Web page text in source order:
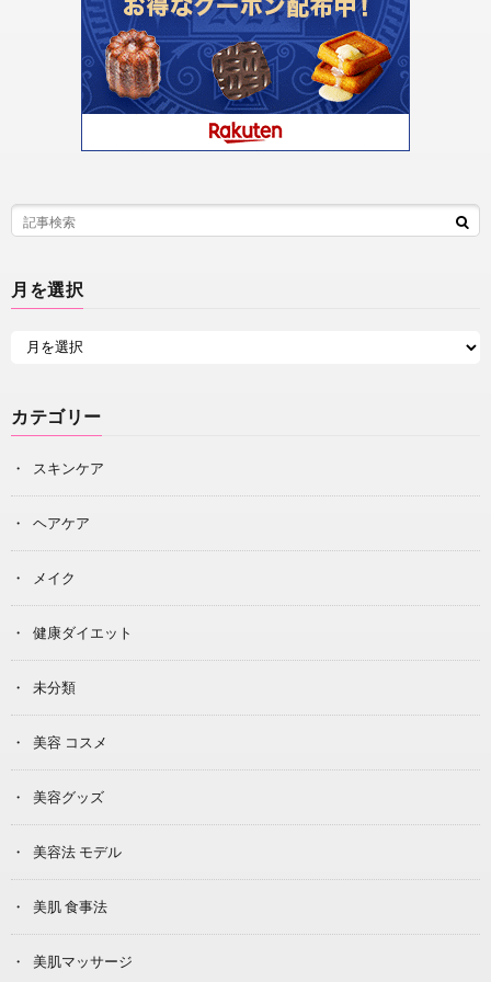
月を選択
カテゴリー
スキンケア
ヘアケア
メイク
健康ダイエット
未分類
美容 コスメ
美容グッズ
美容法 モデル
美肌 食事法
美肌マッサージ